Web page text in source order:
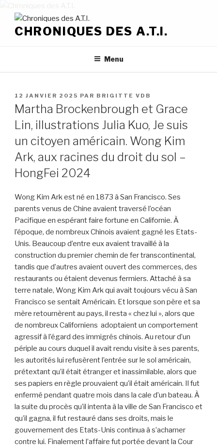
contenuCHRONIQUES DES A.T.I.
Menu
PUBLIÉ
LE
12 JANVIER 2025 PAR BRIGITTE VDB
Martha Brockenbrough et Grace
Lin, illustrations Julia Kuo, Je suis
un citoyen américain. Wong Kim
Ark, aux racines du droit du sol –
HongFei 2024
Wong Kim Ark est né en 1873 à San Francisco. Ses
parents venus de Chine avaient traversé l’océan
Pacifique en espérant faire fortune en Californie. À
l’époque, de nombreux Chinois avaient gagné les Etats-
Unis. Beaucoup d’entre eux avaient travaillé à la
construction du premier chemin de fer transcontinental,
tandis que d’autres avaient ouvert des commerces, des
restaurants ou étaient devenus fermiers. Attaché à sa
terre natale, Wong Kim Ark qui avait toujours vécu à San
Francisco se sentait Américain. Et lorsque son père et sa
mère retournèrent au pays, il resta « chez lui », alors que
de nombreux Californiens adoptaient un comportement
agressif à l’égard des immigrés chinois. Au retour d’un
périple au cours duquel il avait rendu visite à ses parents,
les autorités lui refusèrent l’entrée sur le sol américain,
prétextant qu’il était étranger et inassimilable, alors que
ses papiers en règle prouvaient qu’il était américain. Il fut
enfermé pendant quatre mois dans la cale d’un bateau. À
la suite du procès qu’il intenta à la ville de San Francisco et
qu’il gagna, il fut restauré dans ses droits, mais le
gouvernement des Etats-Unis continua à s’acharner
contre lui. Finalement l’affaire fut portée devant la Cour